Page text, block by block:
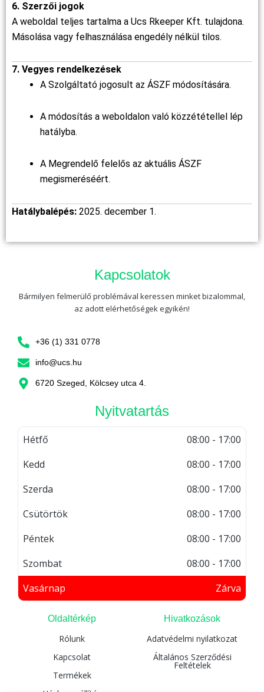
6. Szerzői jogok
A weboldal teljes tartalma a Ucs Rkeeper Kft. tulajdona.
Másolása vagy felhasználása engedély nélkül tilos.
7. Vegyes rendelkezések
A Szolgáltató jogosult az ÁSZF módosítására.
A módosítás a weboldalon való közzététellel lép
hatályba.
A Megrendelő felelős az aktuális ÁSZF
megismeréséért.
Hatálybalépés: 2025. december 1.
Kapcsolatok
Bármilyen felmerülő problémával keressen minket bizalommal,
az adott elérhetőségek egyikén!
+36 (1) 331 0778
info@ucs.hu
6720 Szeged, Kölcsey utca 4.
Nyitvatartás
Hétfő
08:00 - 17:00
Kedd
08:00 - 17:00
Szerda
08:00 - 17:00
Csütörtök
08:00 - 17:00
Péntek
08:00 - 17:00
Szombat
08:00 - 17:00
Vasárnap
Zárva
Oldaltérkép
Rólunk
Kapcsolat
Termékek
Hivatkozások
Adatvédelmi nyilatkozat
Általános Szerződési
Feltételek